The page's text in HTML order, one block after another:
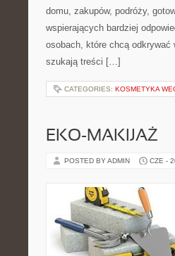
domu, zakupów, podróży,
wspierających bardziej
osobach, które chcą odkrywać
szukają treści […]
CATEGORIES: KOSMETYKA
EKO-MAKIJAŻ
POSTED BY ADMIN CZE -